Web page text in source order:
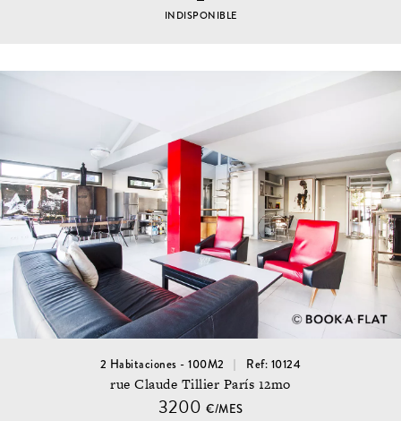
INDISPONIBLE
2 Habitaciones - 100M2 Ref: 10124
rue Claude Tillier París 12mo
3200 €/MES